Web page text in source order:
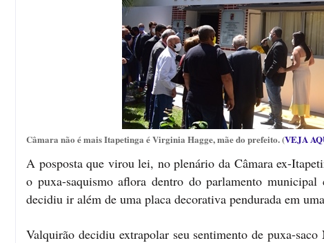
Câmara não é mais Itapetinga é Virginia Hagge, mãe do prefeito. (VEJA
A posposta que virou lei, no plenário da Câmara ex-
o puxa-saquismo aflora dentro do parlamento
decidiu ir além de uma placa decorativa pendurada em
Valquirão decidiu extrapolar seu sentimento de puxa-